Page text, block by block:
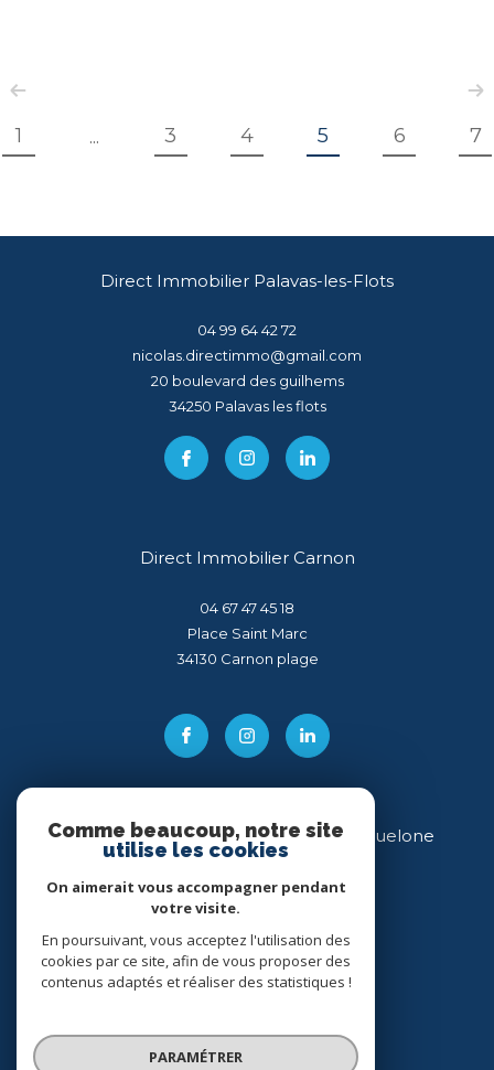
1 ... 3 4 5 6 7
Direct Immobilier Palavas-les-Flots
04 99 64 42 72
nicolas.directimmo@gmail.com
20 boulevard des guilhems
34250
palavas les flots
Direct Immobilier Carnon
04 67 47 45 18
Place Saint Marc
34130
carnon plage
Direct Immobilier Villeneuve-lès-Maguelone
04 99 54 11 43
34 place des Héros
34750
villeneuve-lès-maguelone
Comme beaucoup, notre site
utilise les cookies
On aimerait vous accompagner pendant
votre visite.
En poursuivant, vous acceptez l'utilisation des
cookies par ce site, afin de vous proposer des
contenus adaptés et réaliser des statistiques !
PARAMÉTRER